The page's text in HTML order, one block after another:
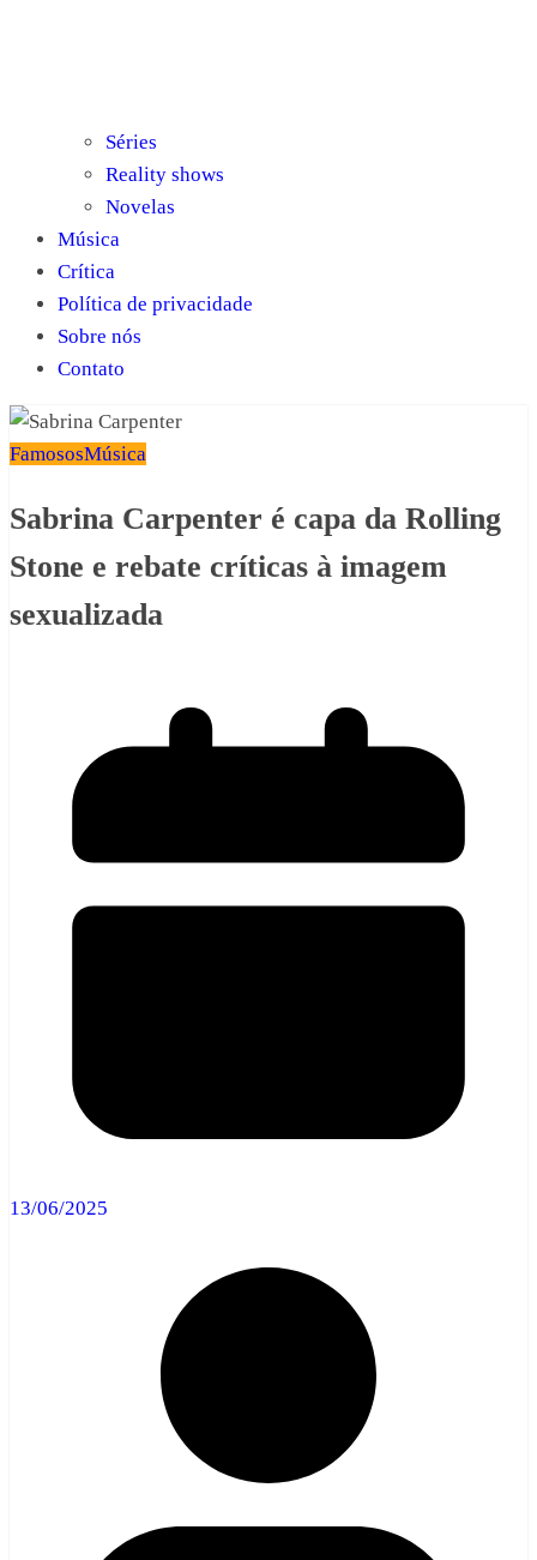
Séries
Reality shows
Novelas
Música
Crítica
Política de privacidade
Sobre nós
Contato
FamososMúsica
Sabrina Carpenter é capa da Rolling
Stone e rebate críticas à imagem
sexualizada
13/06/2025